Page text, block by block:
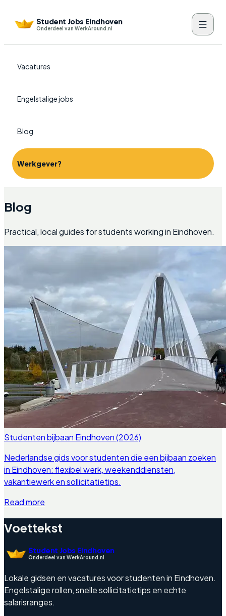
Student Jobs Eindhoven
Onderdeel van WerkAround.nl
Vacatures
Engelstalige jobs
Blog
Werkgever?
Blog
Practical, local guides for students working in Eindhoven.
Studenten bijbaan Eindhoven (2026)
Nederlandse gids voor studenten die een bijbaan zoeken
in Eindhoven: flexibel werk, weekenddiensten,
vakantiewerk en sollicitatietips.
Read more
Voettekst
Student Jobs Eindhoven
Onderdeel van WerkAround.nl
Lokale gidsen en vacatures voor studenten in Eindhoven.
Engelstalige rollen, snelle sollicitatietips en echte
salarisranges.